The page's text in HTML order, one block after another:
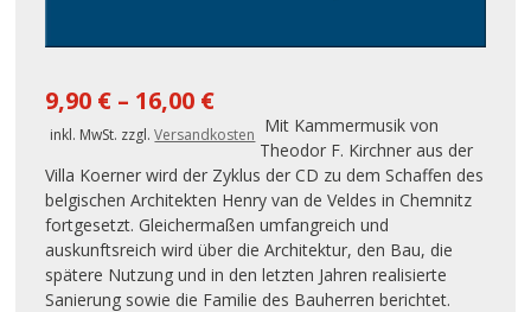
9,90 € – 16,00 €
inkl. MwSt. zzgl.Versandkosten Mit Kammermusik von
Theodor F. Kirchner aus der
Villa Koerner wird der Zyklus der CD zu dem Schaffen des
belgischen Architekten Henry van de Veldes in Chemnitz
fortgesetzt. Gleichermaßen umfangreich und
auskunftsreich wird über die Architektur, den Bau, die
spätere Nutzung und in den letzten Jahren realisierte
Sanierung sowie die Familie des Bauherren berichtet.